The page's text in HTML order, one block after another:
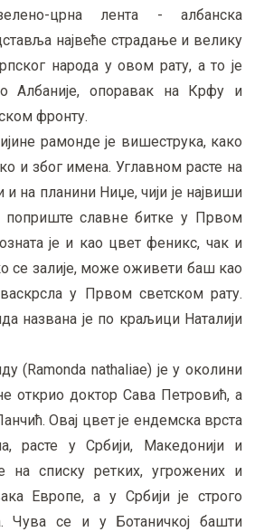
црна лента - албанска
највеће страдање и велику
народа у овом рату, а то је
Албаније, опоравак на Крфу и
фронту.
рамонде је вишеструка, како
и због имена. Углавном расте на
и на планини Ниџе, чији је највиши
поприште славне битке у Првом
је и као цвет феникс, чак и
се залије, може оживети баш као
у Првом светском рату.
названа је по краљици Наталији
(Ramonda nathaliае) је у околини
открио доктор Сава Петровић, а
Овај цвет је ендемска врста
расте у Србији, Македонији и
на списку ретких, угрожених и
Европе, а у Србији је строго
Чува се и у Ботаничкој башти